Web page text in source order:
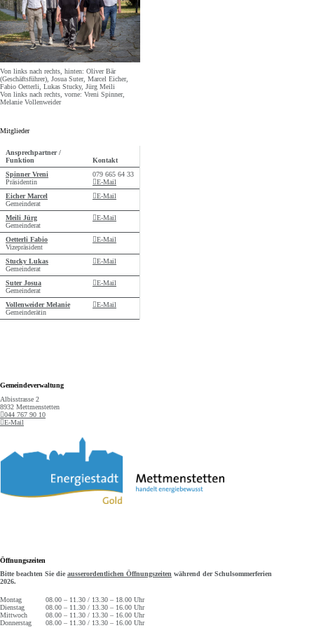
Von links nach rechts, hinten: Oliver Bär
(Geschäftsführer), Josua Suter, Marcel Eicher,
Fabio Oetterli, Lukas Stucky, Jürg Meili
Von links nach rechts, vorne: Vreni Spinner,
Melanie Vollenweider
Mitglieder
Ansprechpartner /
Funktion
Kontakt
Spinner Vreni
Präsidentin
Mobil
079 665 64 33
E-Mail
Eicher Marcel
Gemeinderat
E-Mail
Meili JürgFunktion
Gemeinderat
E-Mail
Oetterli FabioFunktion
Vizepräsident
E-Mail
Stucky LukasFunktion
Gemeinderat
E-Mail
Suter JosuaFunktion
Gemeinderat
E-Mail
Vollenweider MelanieFunktion
Gemeinderätin
E-Mail
Gemeindeverwaltung
Albisstrasse 2
8932 Mettmenstetten
044 767 90 10
E-Mail
Öffnungszeiten
Bitte beachten Sie die ausserordentlichen Öffnungszeiten während der Schulsommerferien
2026.
Montag
08.00 – 11.30 / 13.30 – 18.00 Uhr
Dienstag
08.00 – 11.30 / 13.30 – 16.00 Uhr
Mittwoch
08.00 – 11.30 / 13.30 – 16.00 Uhr
Donnerstag
08.00 – 11.30 / 13.30 – 16.00 Uhr